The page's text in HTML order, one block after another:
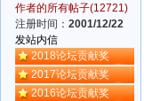
作者的所有帖子(12721)
注册时间： 2001/12/22
发站内信
2018论坛贡献奖
2017论坛贡献奖
2016论坛贡献奖